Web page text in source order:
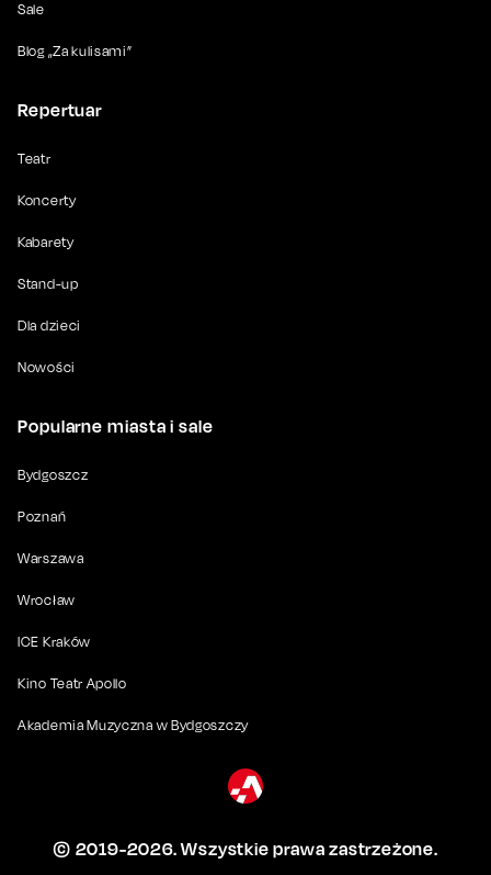
Sale
Blog „Za kulisami”
Repertuar
Teatr
Koncerty
Kabarety
Stand-up
Dla dzieci
Nowości
Popularne miasta i sale
Bydgoszcz
Poznań
Warszawa
Wrocław
ICE Kraków
Kino Teatr Apollo
Akademia Muzyczna w Bydgoszczy
© 2019-2026. Wszystkie prawa zastrzeżone.